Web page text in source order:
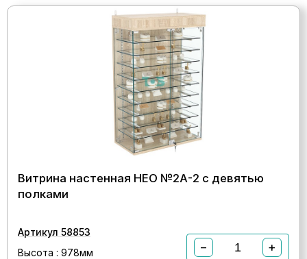
Витрина настенная НЕО №2А-2 с девятью
полками
Артикул 58853
Высота : 978мм
− +